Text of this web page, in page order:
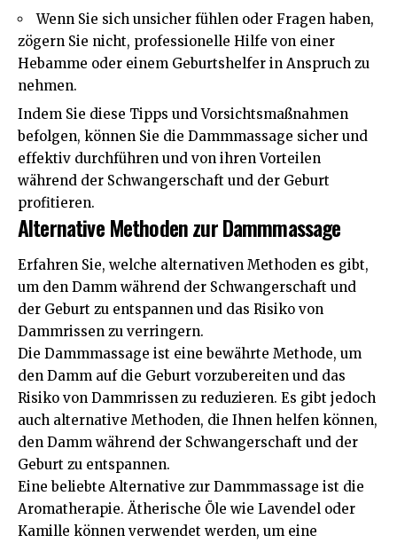
Wenn Sie sich unsicher fühlen oder Fragen haben,
zögern Sie nicht, professionelle Hilfe von einer
Hebamme oder einem Geburtshelfer in Anspruch zu
nehmen.
Indem Sie diese Tipps und Vorsichtsmaßnahmen
befolgen, können Sie die Dammmassage sicher und
effektiv durchführen und von ihren Vorteilen
während der Schwangerschaft und der Geburt
profitieren.
Alternative Methoden zur Dammmassage
Erfahren Sie, welche alternativen Methoden es gibt,
um den Damm während der Schwangerschaft und
der Geburt zu entspannen und das Risiko von
Dammrissen zu verringern.
Die Dammmassage ist eine bewährte Methode, um
den Damm auf die Geburt vorzubereiten und das
Risiko von Dammrissen zu reduzieren. Es gibt jedoch
auch alternative Methoden, die Ihnen helfen können,
den Damm während der Schwangerschaft und der
Geburt zu entspannen.
Eine beliebte Alternative zur Dammmassage ist die
Aromatherapie. Ätherische Öle wie Lavendel oder
Kamille können verwendet werden, um eine